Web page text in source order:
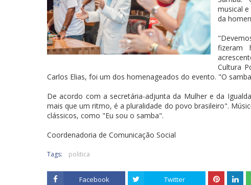
musical
da
fizeram
Cultura
Carlos Elias, foi um dos homenageados do evento. "O
De acordo com a secretária-adjunta da Mulher e da
mais que um ritmo, é a pluralidade do povo brasileiro".
clássicos, como "Eu sou o samba".
Coordenadoria de Comunicação Social
Tags: politica
Facebook Twitter